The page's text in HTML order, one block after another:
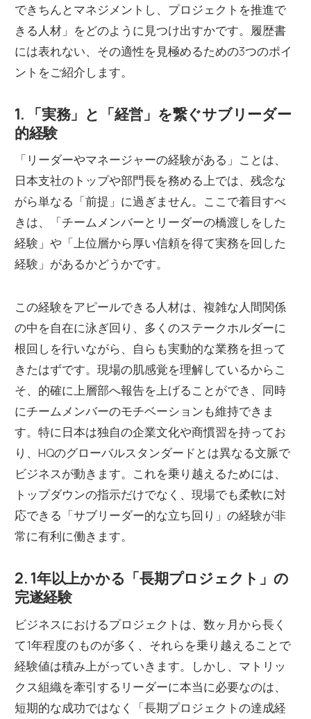
できちんとマネジメントし、プロジェクトを推進で
きる人材」をどのように見つけ出すかです。履歴書
には表れない、その適性を見極めるための3つのポイ
ントをご紹介します。
1. 「実務」と「経営」を繋ぐサブリーダー
的経験
「リーダーやマネージャーの経験がある」ことは、
日本支社のトップや部門長を務める上では、残念な
がら単なる「前提」に過ぎません。ここで着目すべ
きは、「チームメンバーとリーダーの橋渡しをした
経験」や「上位層から厚い信頼を得て実務を回した
経験」があるかどうかです。
この経験をアピールできる人材は、複雑な人間関係
の中を自在に泳ぎ回り、多くのステークホルダーに
根回しを行いながら、自らも実動的な業務を担って
きたはずです。現場の肌感覚を理解しているからこ
そ、的確に上層部へ報告を上げることができ、同時
にチームメンバーのモチベーションも維持できま
す。特に日本は独自の企業文化や商慣習を持ってお
り、HQのグローバルスタンダードとは異なる文脈で
ビジネスが動きます。これを乗り越えるためには、
トップダウンの指示だけでなく、現場でも柔軟に対
応できる「サブリーダー的な立ち回り」の経験が非
常に有利に働きます。
2. 1年以上かかる「長期プロジェクト」の
完遂経験
ビジネスにおけるプロジェクトは、数ヶ月から長く
て1年程度のものが多く、それらを乗り越えることで
経験値は積み上がっていきます。しかし、マトリッ
クス組織を牽引するリーダーに本当に必要なのは、
短期的な成功ではなく「長期プロジェクトの達成経